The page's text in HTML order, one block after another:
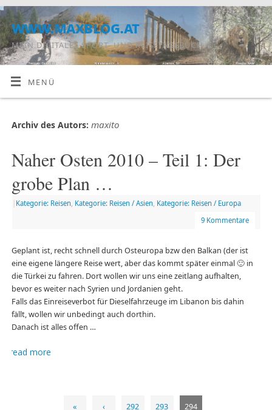
www.maxblog.at
MEIN DIGITALES SPORT- UND REISETAGEBUCH
MENÜ
Archiv des Autors: maxito
Naher Osten 2010 – Teil 1: Der
grobe Plan …
Kategorie: Reisen Kategorie: Reisen / Asien Kategorie: Reisen / Europa
9 Kommentare
Geplant ist, recht schnell durch Osteuropa bzw den Balkan (der ist
eine eigene längere Reise wert, aber das kommt später einmal 🙂 in
die Türkei zu fahren. Dort wollen wir uns eine zeitlang aufhalten,
bevor es weiter nach Syrien und Jordanien geht.
Falls das Einreiseverbot für Dieselfahrzeuge im Libanon bis dahin
fällt, wollen wir unbedingt auch dorthin.
Danach ist alles offen …
read more
« ‹ 292 293 294